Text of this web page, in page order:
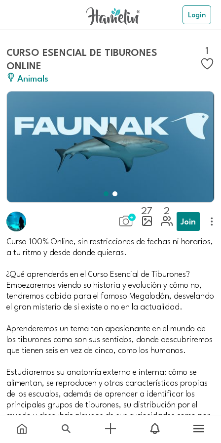
Login
CURSO ESENCIAL DE TIBURONES
ONLINE
Animals
1
27 2
Join
Curso 100% Online, sin restricciones de fechas ni horarios,
a tu ritmo y desde donde quieras.
¿Qué aprenderás en el Curso Esencial de Tiburones?
Empezaremos viendo su historia y evolución y cómo no,
tendremos cabida para el famoso Megalodón, desvelando
el gran misterio de si existe o no en la actualidad.
Aprenderemos un tema tan apasionante en el mundo de
los tiburones como son sus sentidos, donde descubriremos
que tienen seis en vez de cinco, como los humanos.
Estudiaremos su anatomía externa e interna: cómo se
alimentan, se reproducen y otras características propias
de los escualos, además de aprender a identificar los
principales grupos de tiburones, su distribución por el
mundo y descubrir algunas de sus curiosidades como por
ejemplo, cuáles son los más veloces o algo muy
interesante… cómo duermen.